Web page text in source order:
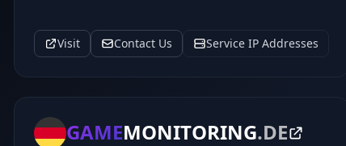
Visit Contact Us Service IP Addresses
GAMEMONITORING.DE